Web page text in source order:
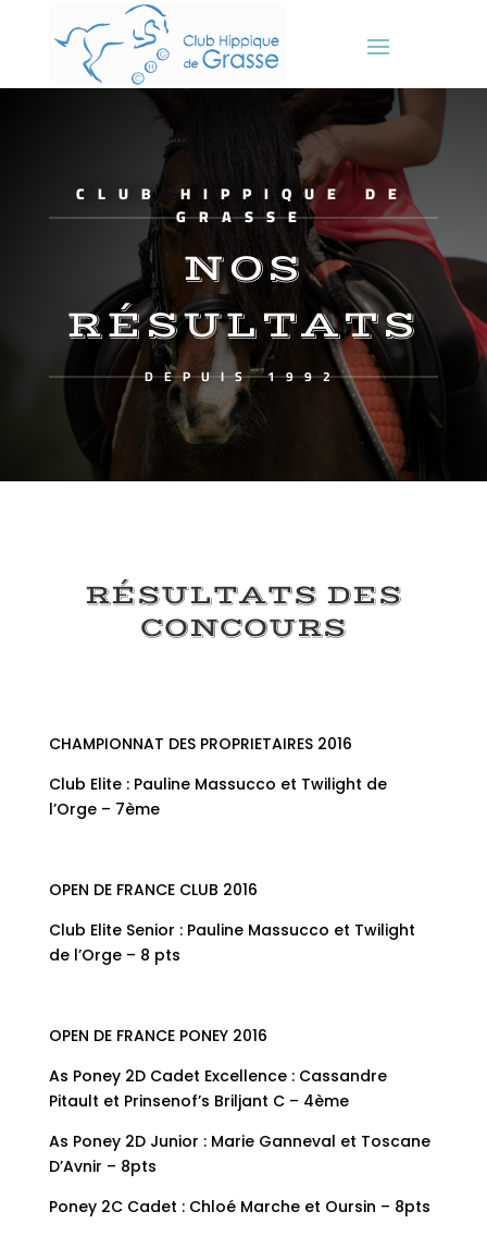
CLUB HIPPIQUE DE
GRASSE
NOS
RÉSULTATS
DEPUIS 1992
RÉSULTATS DES
CONCOURS
CHAMPIONNAT DES PROPRIETAIRES 2016
Club Elite : Pauline Massucco et Twilight de
l’Orge – 7ème
OPEN DE FRANCE CLUB 2016
Club Elite Senior : Pauline Massucco et Twilight
de l’Orge – 8 pts
OPEN DE FRANCE PONEY 2016
As Poney 2D Cadet Excellence : Cassandre
Pitault et Prinsenof’s Briljant C – 4ème
As Poney 2D Junior : Marie Ganneval et Toscane
D’Avnir – 8pts
Poney 2C Cadet : Chloé Marche et Oursin – 8pts